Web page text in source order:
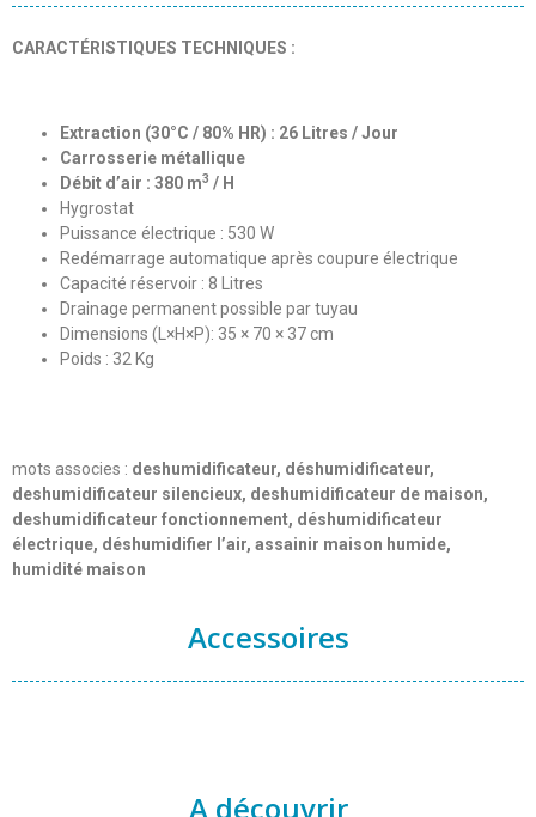
CARACTÉRISTIQUES TECHNIQUES :
Extraction (30°C / 80% HR) : 26 Litres / Jour
Carrosserie métallique
Débit d’air : 380 m3 / H
Hygrostat
Puissance électrique : 530 W
Redémarrage automatique après coupure électrique
Capacité réservoir : 8 Litres
Drainage permanent possible par tuyau
Dimensions (L×H×P): 35 × 70 × 37 cm
Poids : 32 Kg
mots associes : deshumidificateur, déshumidificateur,
deshumidificateur silencieux, deshumidificateur de maison,
deshumidificateur fonctionnement, déshumidificateur
électrique, déshumidifier l’air, assainir maison humide,
humidité maison
Accessoires
A découvrir